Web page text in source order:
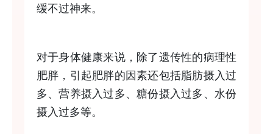
缓不过神来。
对于身体健康来说，除了遗传性的病理性
肥胖，引起肥胖的因素还包括脂肪摄入过
多、营养摄入过多、糖份摄入过多、水份
摄入过多等。